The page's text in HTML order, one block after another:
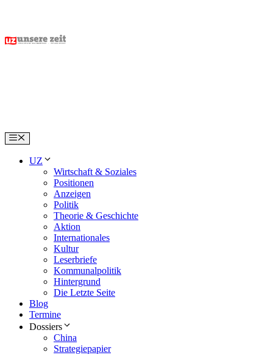
content
Menu
UZ
Wirtschaft & Soziales
Positionen
Anzeigen
Politik
Theorie & Geschichte
Aktion
Internationales
Kultur
Leserbriefe
Kommunalpolitik
Hintergrund
Die Letzte Seite
Blog
Termine
Dossiers
China
Strategiepapier